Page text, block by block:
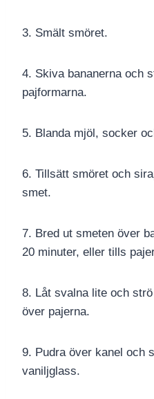
3. Smält smöret.
4. Skiva bananerna och
pajformarna.
5. Blanda mjöl, socker
6. Tillsätt smöret och
smet.
7. Bred ut smeten över
20 minuter, eller tills
8. Låt svalna lite och
över pajerna.
9. Pudra över kanel och
vaniljglass.